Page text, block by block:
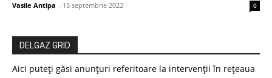
Vasile Antipa - 15 septembrie 2022 0
DELGAZ GRID
Aici puteți găsi anunțuri referitoare la intervenții în rețeaua